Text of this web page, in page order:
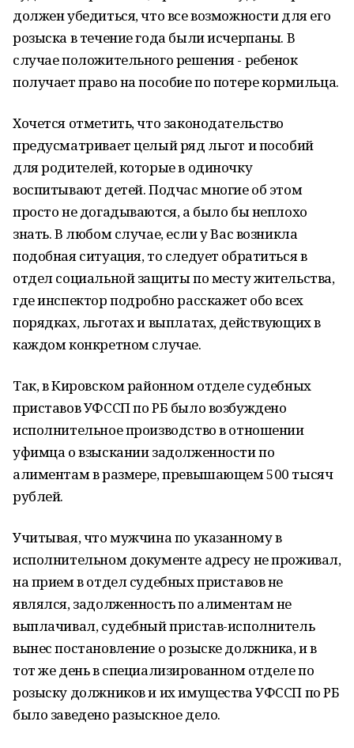
должен убедиться, что все возможности для его
розыска в течение года были исчерпаны. В
случае положительного решения - ребенок
получает право на пособие по потере кормильца.
Хочется отметить, что законодательство
предусматривает целый ряд льгот и пособий
для родителей, которые в одиночку
воспитывают детей. Подчас многие об этом
просто не догадываются, а было бы неплохо
знать. В любом случае, если у Вас возникла
подобная ситуация, то следует обратиться в
отдел социальной защиты по месту жительства,
где инспектор подробно расскажет обо всех
порядках, льготах и выплатах, действующих в
каждом конкретном случае.
Так, в Кировском районном отделе судебных
приставов УФССП по РБ было возбуждено
исполнительное производство в отношении
уфимца о взыскании задолженности по
алиментам в размере, превышающем 500 тысяч
рублей.
Учитывая, что мужчина по указанному в
исполнительном документе адресу не проживал,
на прием в отдел судебных приставов не
являлся, задолженность по алиментам не
выплачивал, судебный пристав-исполнитель
вынес постановление о розыске должника, и в
тот же день в специализированном отделе по
розыску должников и их имущества УФССП по РБ
было заведено разыскное дело.